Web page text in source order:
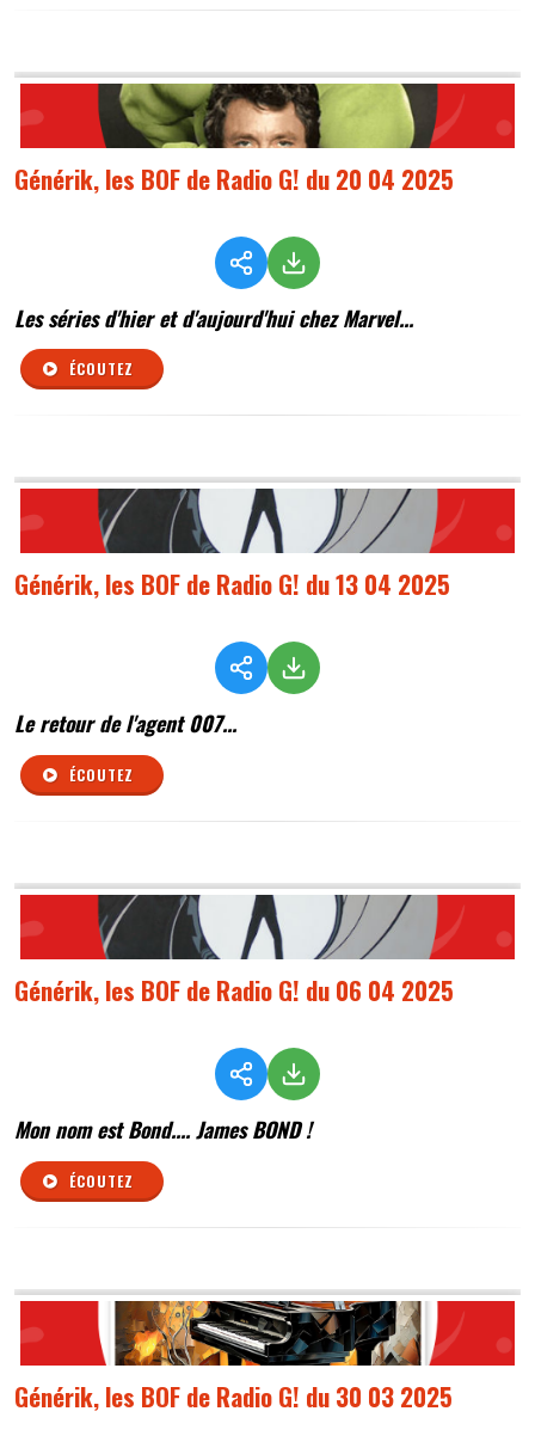
Générik, les BOF de Radio G! du 20 04 2025
Les séries d'hier et d'aujourd'hui chez Marvel...
ÉCOUTEZ
Générik, les BOF de Radio G! du 13 04 2025
Le retour de l'agent 007...
ÉCOUTEZ
Générik, les BOF de Radio G! du 06 04 2025
Mon nom est Bond.... James BOND !
ÉCOUTEZ
Générik, les BOF de Radio G! du 30 03 2025